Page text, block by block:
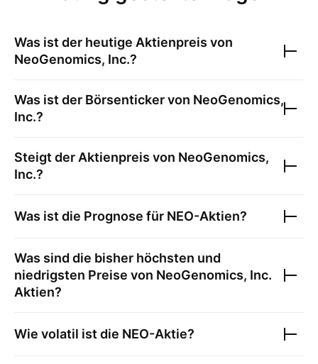
Was ist der heutige Aktienpreis von
NeoGenomics, Inc.?
Was ist der Börsenticker von NeoGenomics,
Inc.?
Steigt der Aktienpreis von NeoGenomics,
Inc.?
Was ist die Prognose für NEO-Aktien?
Was sind die bisher höchsten und
niedrigsten Preise von NeoGenomics, Inc.
Aktien?
Wie volatil ist die NEO-Aktie?